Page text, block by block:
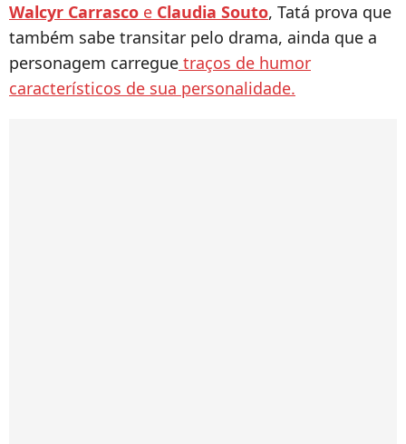
Walcyr Carrasco e Claudia Souto, Tatá prova que
também sabe transitar pelo drama, ainda que a
personagem carregue traços de humor
característicos de sua personalidade.